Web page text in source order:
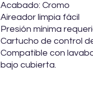
Acabado: Cromo
Aireador limpia fácil
Presión mínima
Cartucho de control
Compatible con
bajo cubierta.